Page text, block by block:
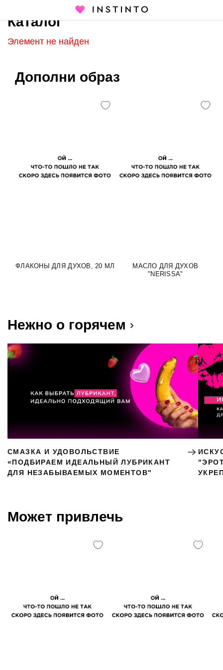
Каталог
Каталог
Элемент не найден
Дополни образ
ФЛАКОНЫ ДЛЯ ДУХОВ, 20 МЛ
МАСЛО ДЛЯ ДУХОВ
"NERISSA"
Нежно о горячем
СМАЗКА И УДОВОЛЬСТВИЕ
«ПОДБИРАЕМ ИДЕАЛЬНЫЙ ЛУБРИКАНТ
ДЛЯ НЕЗАБЫВАЕМЫХ МОМЕНТОВ"
Может привлечь